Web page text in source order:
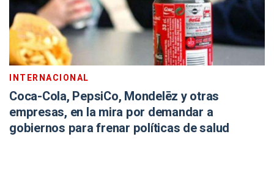
INTERNACIONAL
Coca-Cola, PepsiCo, Mondelēz y otras
empresas, en la mira por demandar a
gobiernos para frenar políticas de salud